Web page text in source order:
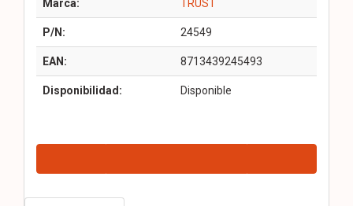
Marca: TRUST
P/N: 24549
EAN: 8713439245493
Disponibilidad: Disponible